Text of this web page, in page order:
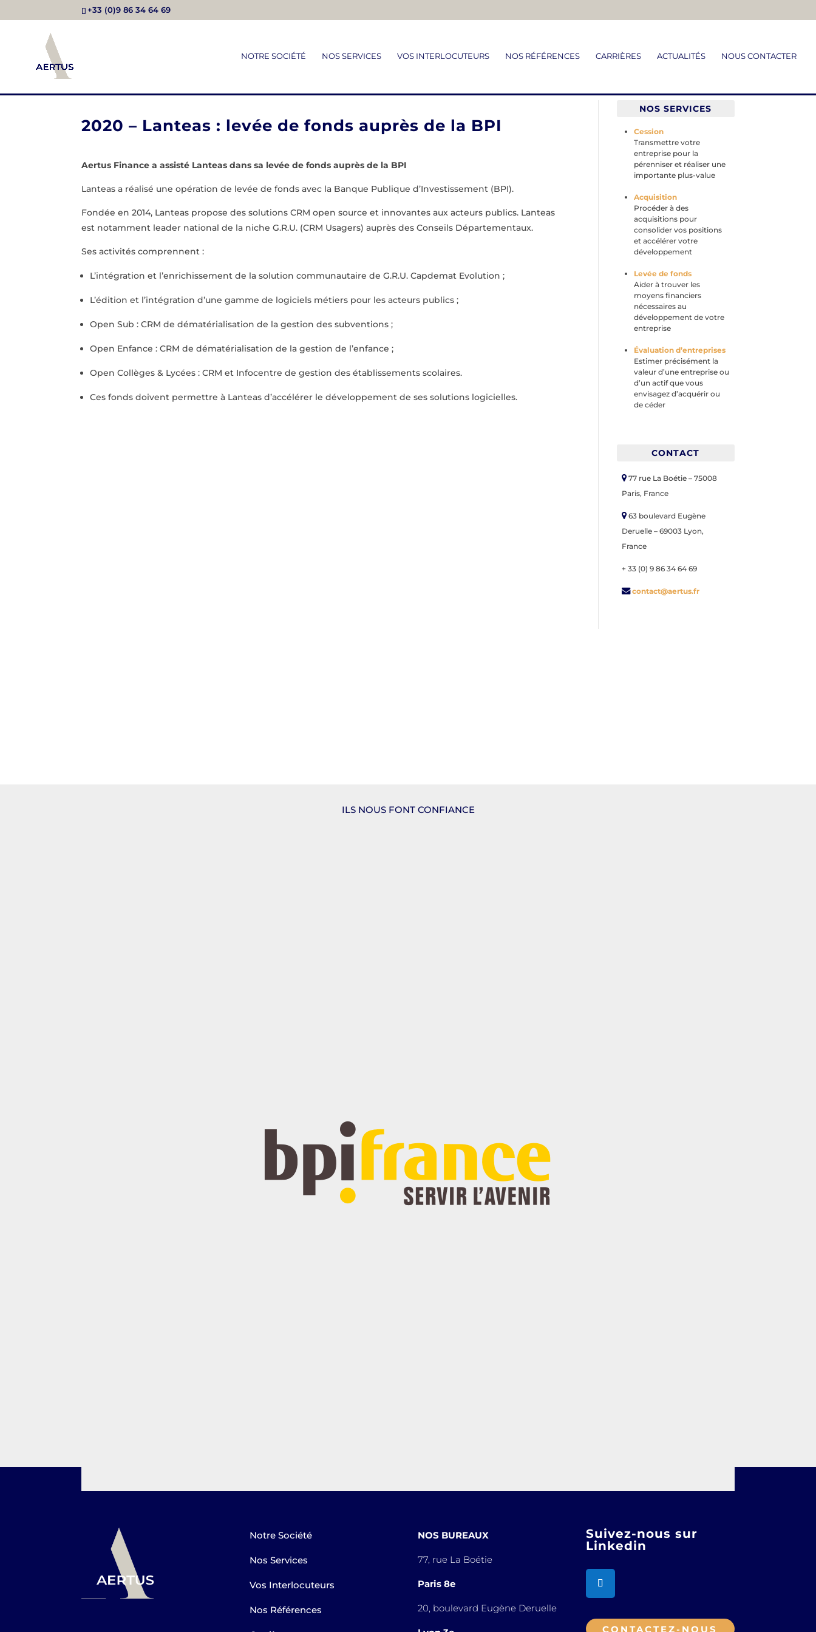
+33 (0)9 86 34 64 69
NOTRE SOCIÉTÉ NOS SERVICES VOS INTERLOCUTEURS NOS RÉFÉRENCES CARRIÈRES ACTUALITÉS NOUS CONTACTER
2020 – Lanteas : levée de fonds auprès de la BPI
Aertus Finance a assisté Lanteas dans sa levée de fonds auprès de la BPI
Lanteas a réalisé une opération de levée de fonds avec la Banque Publique d’Investissement (BPI).
Fondée en 2014, Lanteas propose des solutions CRM open source et innovantes aux acteurs publics. Lanteas
est notamment leader national de la niche G.R.U. (CRM Usagers) auprès des Conseils Départementaux.
Ses activités comprennent :
L’intégration et l’enrichissement de la solution communautaire de G.R.U. Capdemat Evolution ;
L’édition et l’intégration d’une gamme de logiciels métiers pour les acteurs publics ;
Open Sub : CRM de dématérialisation de la gestion des subventions ;
Open Enfance : CRM de dématérialisation de la gestion de l’enfance ;
Open Collèges & Lycées : CRM et Infocentre de gestion des établissements scolaires.
Ces fonds doivent permettre à Lanteas d’accélérer le développement de ses solutions logicielles.
NOS SERVICES
Cession
Transmettre votre
entreprise pour la
pérenniser et réaliser une
importante plus-value
Acquisition
Procéder à des
acquisitions pour
consolider vos positions
et accélérer votre
développement
Levée de fonds
Aider à trouver les
moyens financiers
nécessaires au
développement de votre
entreprise
Évaluation d’entreprises
Estimer précisément la
valeur d’une entreprise ou
d’un actif que vous
envisagez d’acquérir ou
de céder
CONTACT
77 rue La Boétie – 75008
Paris, France
63 boulevard Eugène
Deruelle – 69003 Lyon,
France
+ 33 (0) 9 86 34 64 69
contact@aertus.fr
ILS NOUS FONT CONFIANCE
Notre Société
Nos Services
Vos Interlocuteurs
Nos Références
NOS BUREAUX
77, rue La Boétie
Paris 8e
20, boulevard Eugène Deruelle
Suivez-nous sur
Linkedin
CONTACTEZ-NOUS